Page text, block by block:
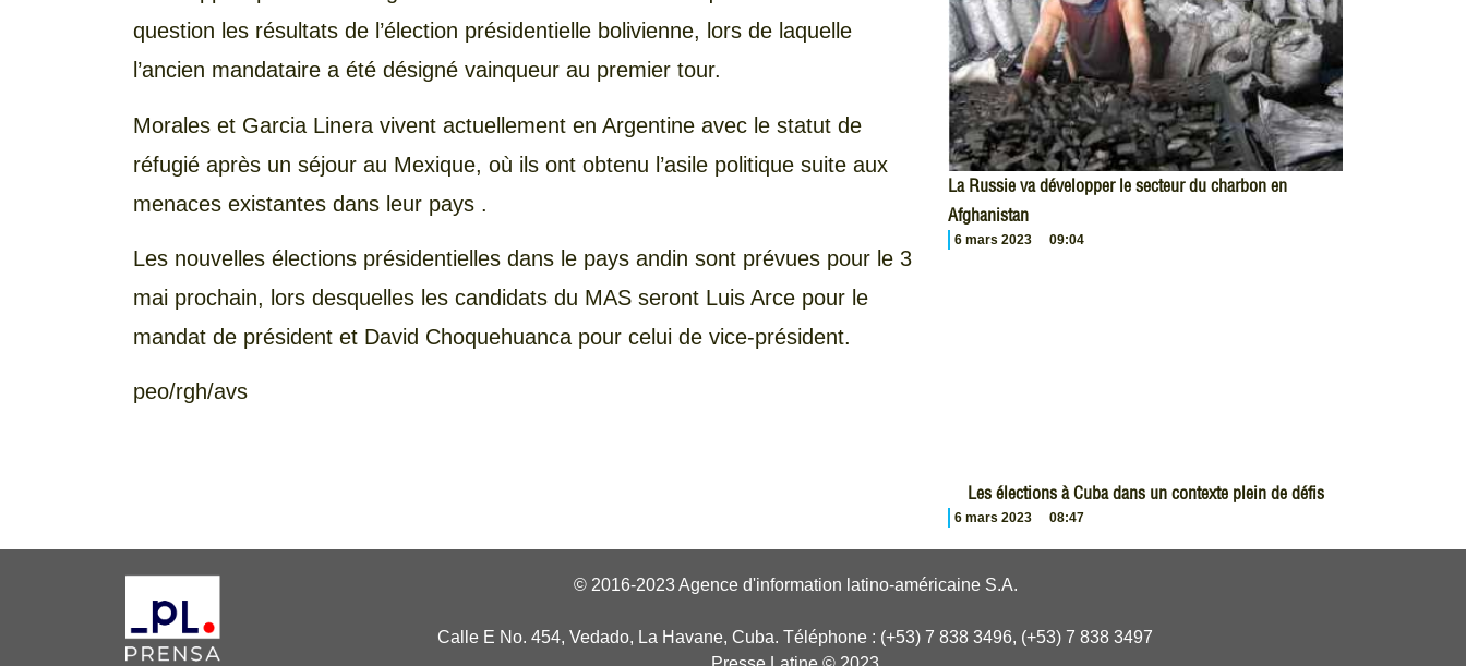
question les résultats de l’élection présidentielle bolivienne, lors de laquelle
l’ancien mandataire a été désigné vainqueur au premier tour.
Morales et Garcia Linera vivent actuellement en Argentine avec le statut de
réfugié après un séjour au Mexique, où ils ont obtenu l’asile politique suite aux
menaces existantes dans leur pays .
Les nouvelles élections présidentielles dans le pays andin sont prévues pour le 3
mai prochain, lors desquelles les candidats du MAS seront Luis Arce pour le
mandat de président et David Choquehuanca pour celui de vice-président.
peo/rgh/avs
La Russie va développer le secteur du charbon en
Afghanistan
6 mars 2023 09:04
Les élections à Cuba dans un contexte plein de défis
6 mars 2023 08:47
© 2016-2023 Agence d'information latino-américaine S.A.
Calle E No. 454, Vedado, La Havane, Cuba. Téléphone : (+53) 7 838 3496, (+53) 7 838 3497